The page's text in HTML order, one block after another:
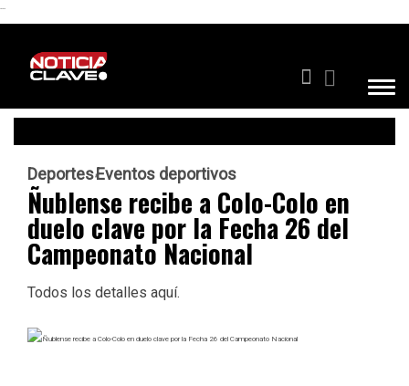
```
DeportesEventos deportivos
Ñublense recibe a Colo-Colo en
duelo clave por la Fecha 26 del
Campeonato Nacional
Todos los detalles aquí.